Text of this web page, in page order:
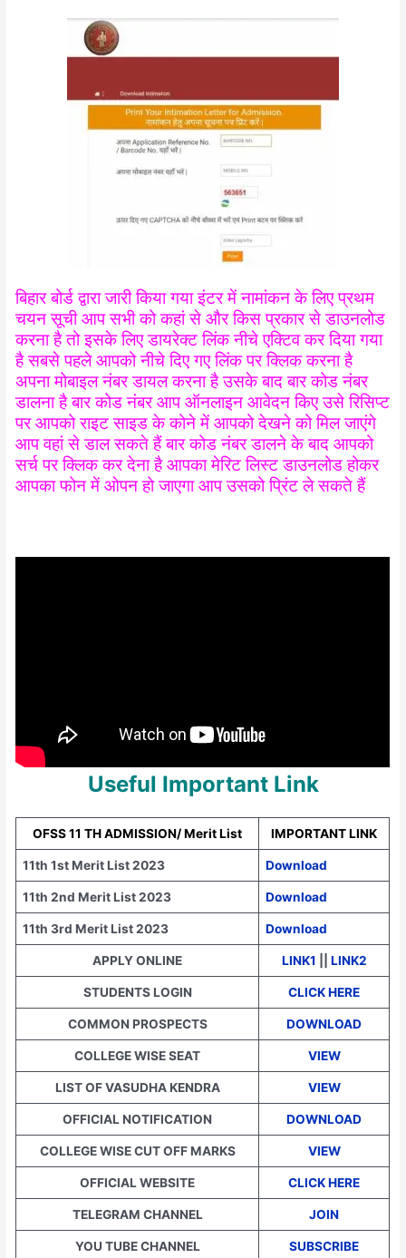
बिहार बोर्ड द्वारा जारी किया गया इंटर में नामांकन के लिए प्रथम
चयन सूची आप सभी को कहां से और किस प्रकार से डाउनलोड
करना है तो इसके लिए डायरेक्ट लिंक नीचे एक्टिव कर दिया गया
है सबसे पहले आपको नीचे दिए गए लिंक पर क्लिक करना है
अपना मोबाइल नंबर डायल करना है उसके बाद बार कोड नंबर
डालना है बार कोड नंबर आप ऑनलाइन आवेदन किए उसे रिसिप्ट
पर आपको राइट साइड के कोने में आपको देखने को मिल जाएंगे
आप वहां से डाल सकते हैं बार कोड नंबर डालने के बाद आपको
सर्च पर क्लिक कर देना है आपका मेरिट लिस्ट डाउनलोड होकर
आपका फोन में ओपन हो जाएगा आप उसको प्रिंट ले सकते हैं
Useful Important Link
OFSS 11 TH ADMISSION/ Merit List IMPORTANT LINK
11th 1st Merit List 2023 Download
11th 2nd Merit List 2023 Download
11th 3rd Merit List 2023 Download
APPLY ONLINE LINK1 LINK2
STUDENTS LOGIN CLICK HERE
COMMON PROSPECTS DOWNLOAD
COLLEGE WISE SEAT VIEW
LIST OF VASUDHA KENDRA VIEW
OFFICIAL NOTIFICATION DOWNLOAD
COLLEGE WISE CUT OFF MARKS VIEW
OFFICIAL WEBSITE CLICK HERE
TELEGRAM CHANNEL JOIN
YOU TUBE CHANNEL SUBSCRIBE